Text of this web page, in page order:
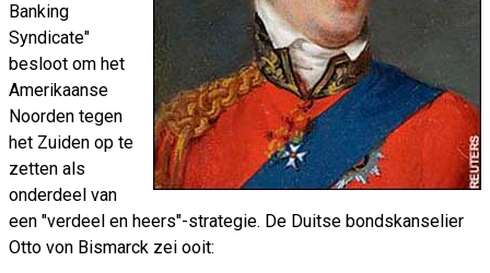
Banking
Syndicate"
besloot om het
Amerikaanse
Noorden tegen
het Zuiden op te
zetten als
onderdeel van
een "verdeel en heers"-strategie. De Duitse bondskanselier
Otto von Bismarck zei ooit: